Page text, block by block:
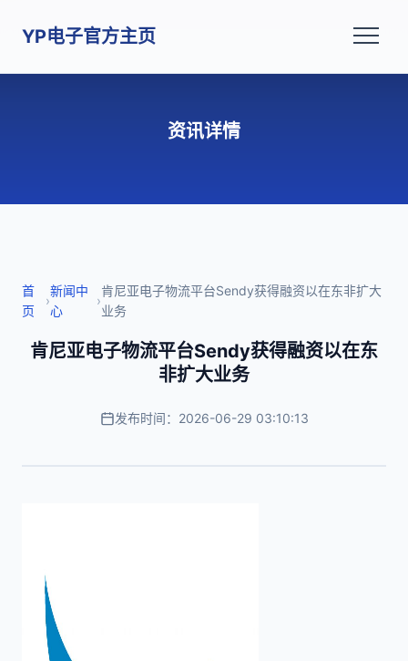
YP电子官方主页
资讯详情
首
页
›
新闻中
心
›
肯尼亚电子物流平台Sendy获得融资以在东非扩大
业务
肯尼亚电子物流平台Sendy获得融资以在东
非扩大业务
发布时间：2026-06-29 03:10:13